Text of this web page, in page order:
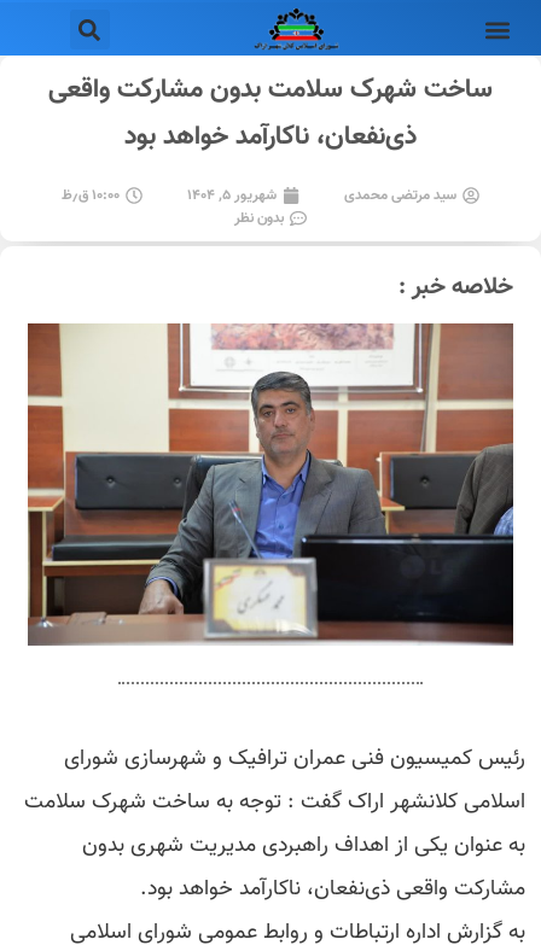
ساخت شهرک سلامت بدون مشارکت واقعی
ذی‌نفعان، ناکارآمد خواهد بود
سید مرتضی محمدی شهریور ۵, ۱۴۰۴
۱۰:۰۰ ق٫ظ
بدون نظر
خلاصه خبر :
رئیس کمیسیون فنی عمران ترافیک و شهرسازی شورای
اسلامی کلانشهر اراک گفت : توجه به ساخت شهرک سلامت
به عنوان یکی از اهداف راهبردی مدیریت شهری بدون
مشارکت واقعی ذی‌نفعان، ناکارآمد خواهد بود.
به گزارش اداره ارتباطات و روابط عمومی شورای اسلامی